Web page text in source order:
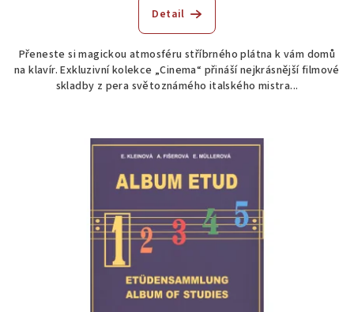
Detail
Přeneste si magickou atmosféru stříbrného plátna k vám domů
na klavír. Exkluzivní kolekce „Cinema“ přináší nejkrásnější filmové
skladby z pera světoznámého italského mistra...